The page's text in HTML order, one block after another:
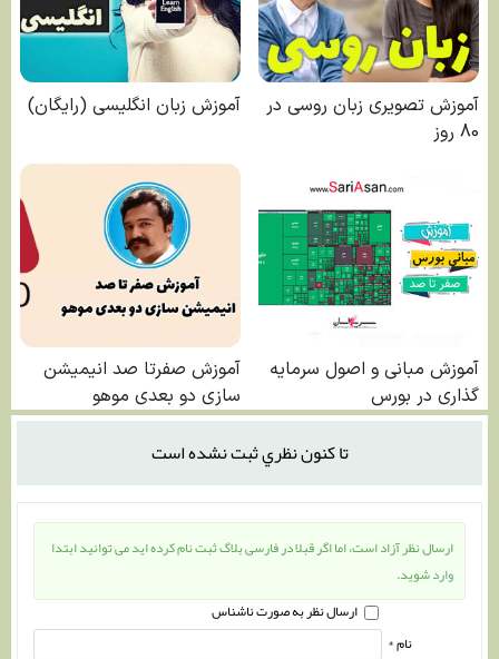
تا كنون نظري ثبت نشده است
ارسال نظر آزاد است، اما اگر قبلا در فارسی بلاگ ثبت نام کرده اید می توانید ابتدا
واردشوید.
ارسال نظر به صورت ناشناس
نام *